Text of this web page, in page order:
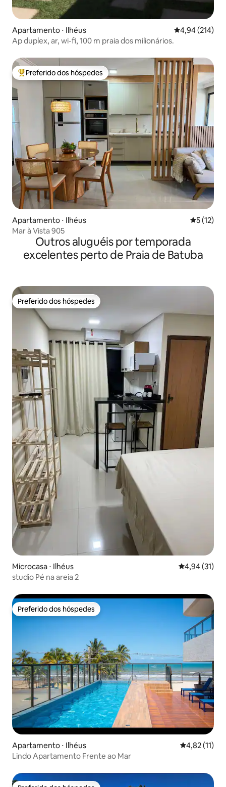
Apartamento ⋅ Ilhéus 4,94 de uma
4,94 (214)
Ap duplex, ar, wi-fi, 100 m praia dos milionários.
Entre os melhores preferidos dos hóspedes
Preferido dos hóspedes
Apartamento ⋅ Ilhéus 5 de uma
5 (12)
Mar à Vista 905
Outros aluguéis por temporada
excelentes perto de Praia de Batuba
Preferido dos hóspedes
Preferido dos hóspedes
Microcasa ⋅ Ilhéus 4,94 de uma
4,94 (31)
studio Pé na areia 2
Preferido dos hóspedes
Preferido dos hóspedes
Apartamento ⋅ Ilhéus 4,82 de uma
4,82 (11)
Lindo Apartamento Frente ao Mar